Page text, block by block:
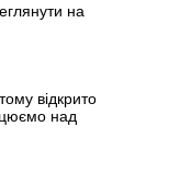
на
відкрито
над